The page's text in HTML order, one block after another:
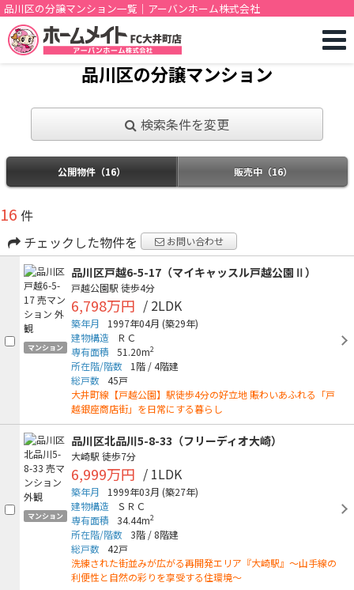
品川区の分譲マンション一覧｜アーバンホーム株式会社
品川区の分譲マンション
検索条件を変更
公開物件（16） 販売中（16）
16 件
チェックした物件を
お問い合わせ
マンション
品川区戸越6-5-17（マイキャッスル戸越公園Ⅱ）
戸越公園駅 徒歩4分
6,798万円 / 2LDK
築年月 1997年04月 (築29年)
建物構造
ＲＣ
専有面積
51.20m2
所在階/階数 1階 /4階建
総戸数 45戸
大井町線【戸越公園】駅徒歩4分の好立地 賑わいあふれる「戸
越銀座商店街」を日常にする暮らし
マンション
品川区北品川5-8-33（フリーディオ大崎）
大崎駅 徒歩7分
6,999万円 / 1LDK
築年月 1999年03月 (築27年)
建物構造
ＳＲＣ
専有面積
34.44m2
所在階/階数 3階 / 8階建
総戸数 42戸
洗練された街並みが広がる再開発エリア『大崎駅』～山手線の
利便性と自然の彩りを享受する住環境～